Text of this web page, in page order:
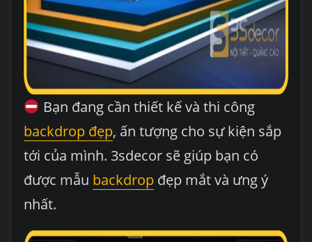
Bạn đang cần thiết kế và thi công
backdrop đẹp, ấn tượng cho sự kiện sắp
tới của mình. 3sdecor sẽ giúp bạn có
được mẫu backdropđẹp mắt và ưng ý
nhất.